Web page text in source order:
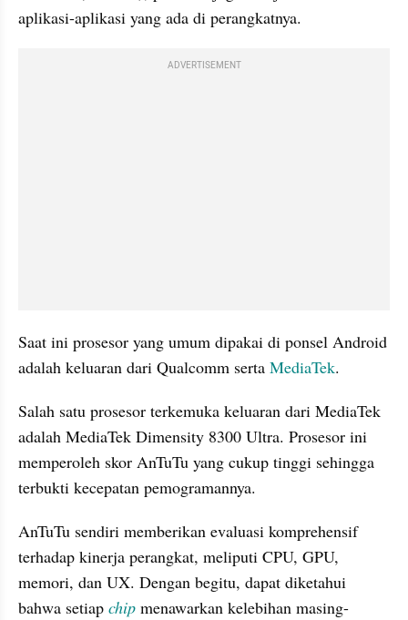
aplikasi-aplikasi yang ada di perangkatnya.
ADVERTISEMENT
Saat ini prosesor yang umum dipakai di ponsel Android
adalah keluaran dari Qualcomm serta MediaTek.
Salah satu prosesor terkemuka keluaran dari MediaTek
adalah MediaTek Dimensity 8300 Ultra. Prosesor ini
memperoleh skor AnTuTu yang cukup tinggi sehingga
terbukti kecepatan pemogramannya.
AnTuTu sendiri memberikan evaluasi komprehensif
terhadap kinerja perangkat, meliputi CPU, GPU,
memori, dan UX. Dengan begitu, dapat diketahui
bahwa setiap chip menawarkan kelebihan masing-